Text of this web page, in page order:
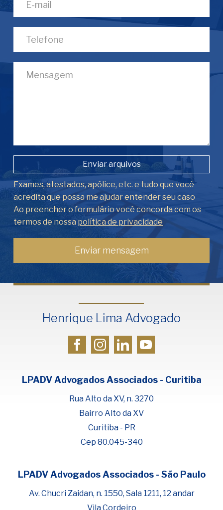
Fale com Henrique Lima
Cadastre-se para começar uma
conversa no WhatsApp
Enviar arquivos
Exames, atestados, apólice, etc. e tudo que você
acredita que possa me ajudar entender seu caso
Ao preencher o formulário você concorda com os
termos de nossa política de privacidade
Henrique Lima Advogado
LPADV Advogados Associados - Curitiba
Rua Alto da XV, n. 3270
Bairro Alto da XV
Curitiba - PR
Cep 80.045-340
LPADV Advogados Associados - São Paulo
Av. Chucri Zaidan, n. 1550, Sala 1211, 12 andar
Vila Cordeiro